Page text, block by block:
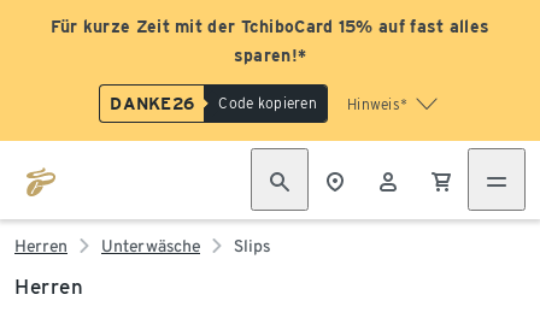
Für kurze Zeit mit der TchiboCard 15% auf fast alles
sparen!*
DANKE26 Code kopieren Hinweis*
Herren Unterwäsche Slips
Herren